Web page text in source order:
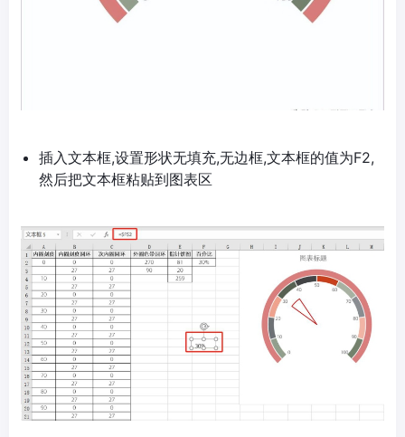
插入文本框,设置形状无填充,无边框,文本框的值为F2,
然后把文本框粘贴到图表区